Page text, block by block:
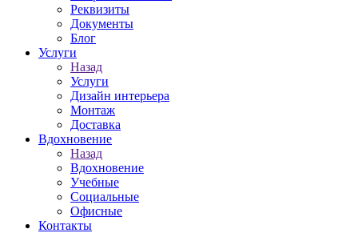
Реквизиты
Документы
Блог
Услуги
Назад
Услуги
Дизайн интерьера
Монтаж
Доставка
Вдохновение
Назад
Вдохновение
Учебные
Социальные
Офисные
Контакты